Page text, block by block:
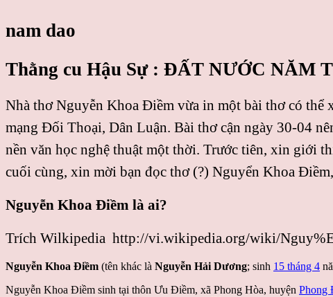
nam dao
Thằng cu Hậu Sự : ĐẤT NƯỚC NĂM
Nhà thơ Nguyễn Khoa Điềm vừa in một bài thơ có thể
mạng Đối Thoại, Dân Luận. Bài thơ cận ngày 30-04
nền văn học nghệ thuật một thời. Trước tiên, xin giới
cuối cùng, xin mời bạn đọc thơ (?) Nguyển Khoa
Nguyễn Khoa Điềm là ai?
Trích Wilkipedia http://vi.wikipedia.org/wiki/
Nguyễn Khoa Điềm (tên khác là Nguyễn Hải Dương; sinh 15 tháng 4
Nguyễn Khoa Điềm sinh tại thôn Ưu Điềm, xã Phong Hòa, huyện Phong